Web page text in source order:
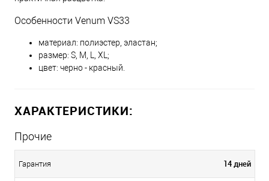
Особенности Venum VS33
материал: полиэстер, эластан;
размер: S, M, L, XL;
цвет: черно - красный.
ХАРАКТЕРИСТИКИ:
Прочие
Гарантия 14 дней